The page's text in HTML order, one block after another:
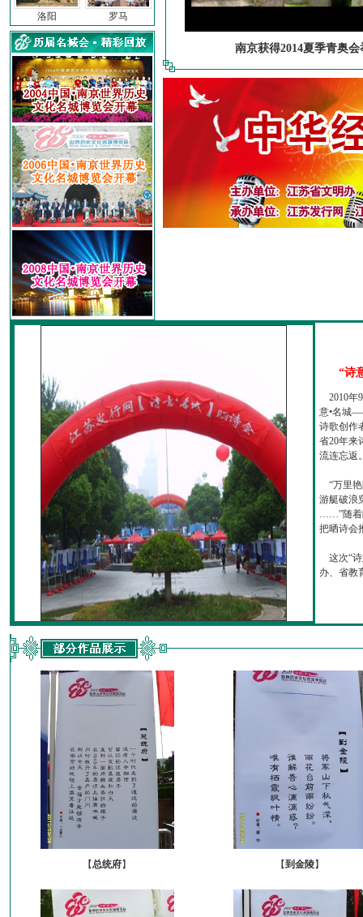
洛阳 罗马
南京获得2014夏季青奥会
“诗
2010年
意•名城
诗歌创作
省20年来
流连忘返
“万里艳
游艇破浪
……”随着
把晒诗会
这次“诗
办、省教
【总统府】 【到金陵】